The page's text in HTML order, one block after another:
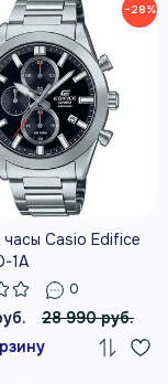
−28%
Casio Edifice
1A
0
28 990 руб.